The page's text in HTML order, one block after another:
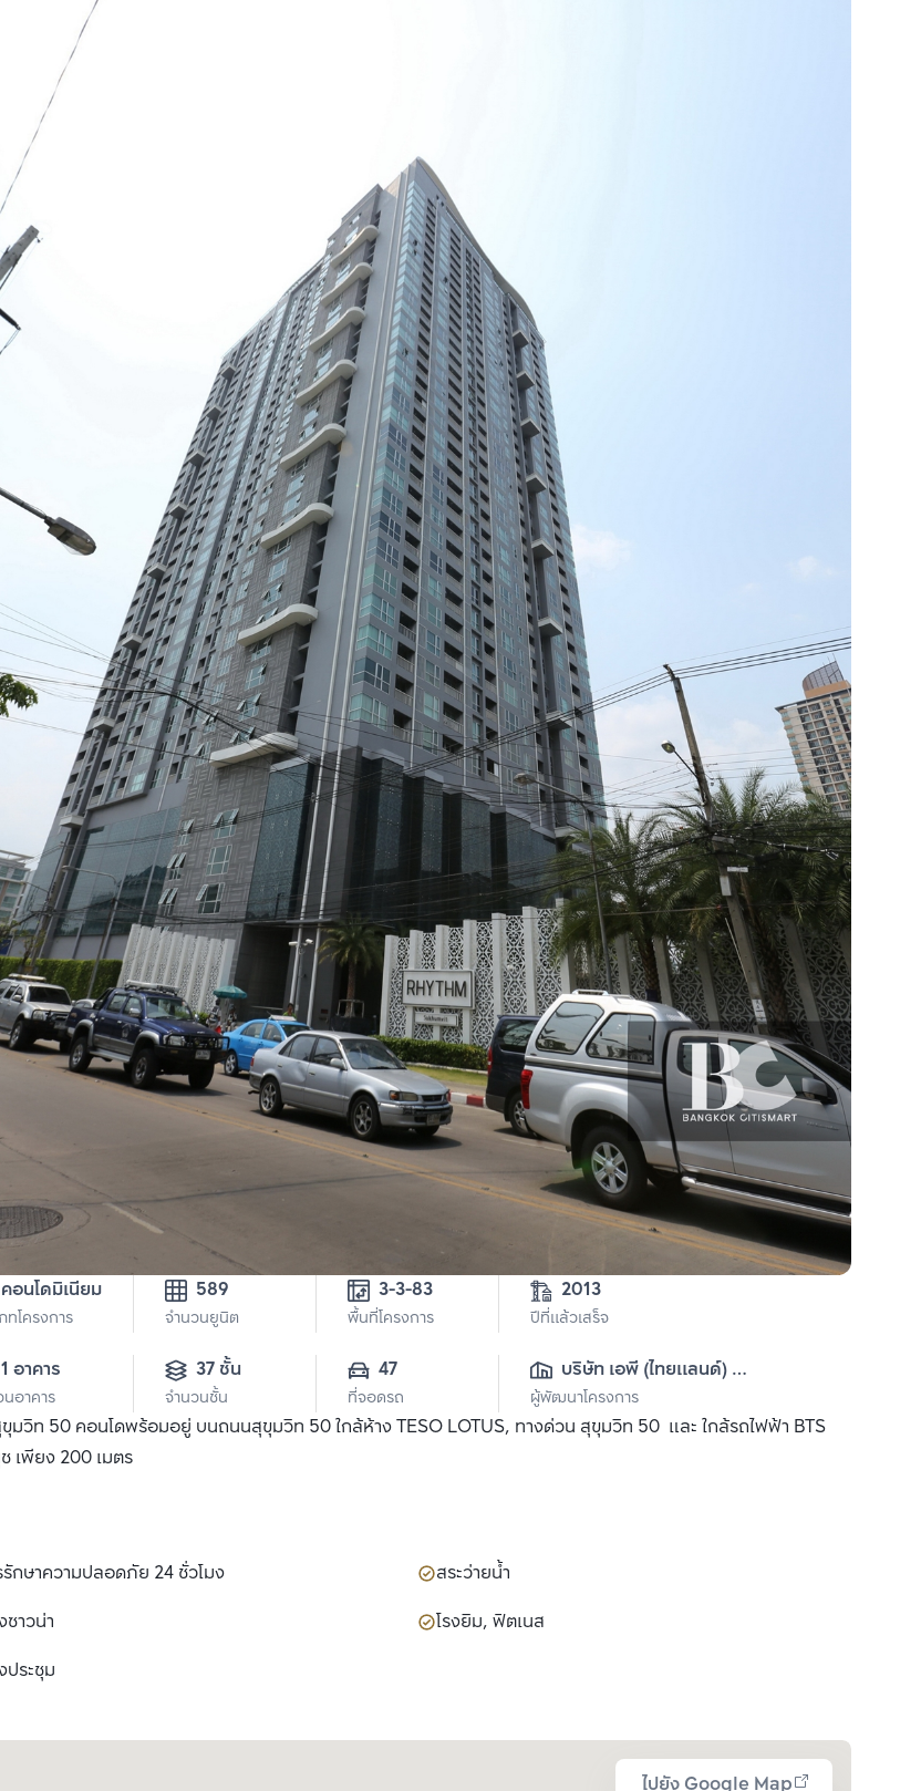
คอนโดมิเนียม
ทโครงการ
589
จำนวนยูนิต
3-3-83
พื้นที่โครงการ
2013
ปีที่แล้วเสร็จ
1 อาคาร
อาคาร
37 ชั้น
จำนวนชั้น
47
ที่จอดรถ
บริษัท เอพี (ไทยแลนด์)
จำกัด(มหาชน)
ผู้พัฒนาโครงการ
มวิท 50 คอนโดพร้อมอยู่ บนถนนสุขุมวิท 50 ใกล้ห้าง TESO LOTUS, ทางด่วน สุขุมวิท 50 และ ใกล้รถไฟฟ้า BTS
เพียง 200 เมตร
กษาความปลอดภัย 24 ชั่วโมง
สระว่ายน้ำ
าวน่า
โรงยิม, ฟิตเนส
ประชุม
ไปยัง Google Map